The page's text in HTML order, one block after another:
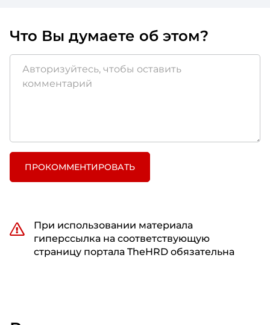
Что Вы думаете об этом?
ПРОКОММЕНТИРОВАТЬ
При использовании материала
гиперссылка на соответствующую
страницу портала TheHRD обязательна